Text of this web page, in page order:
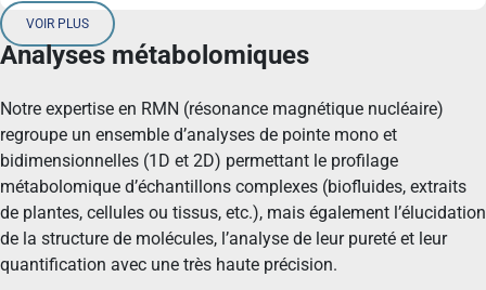
VOIR PLUS
Analyses métabolomiques
Notre expertise en RMN (résonance magnétique nucléaire)
regroupe un ensemble d’analyses de pointe mono et
bidimensionnelles (1D et 2D) permettant le profilage
métabolomique d’échantillons complexes (biofluides, extraits
de plantes, cellules ou tissus, etc.), mais également l’élucidation
de la structure de molécules, l’analyse de leur pureté et leur
quantification avec une très haute précision.